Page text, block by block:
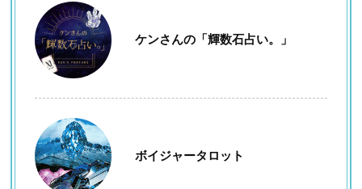
ケンさんの「輝数石占い。」
ボイジャータロット